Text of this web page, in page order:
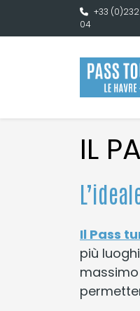
Vai al contenuto principale
+33
04
IL
Il Pass
più